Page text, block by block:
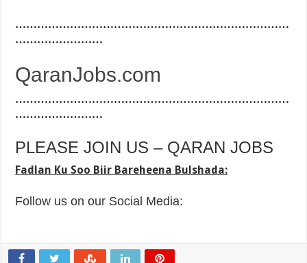
…………………………………………………………………
……………………
QaranJobs.com
…………………………………………………………………
……………………
PLEASE JOIN US – QARAN JOBS
Fadlan Ku Soo Biir Bareheena Bulshada:
Follow us on our Social Media: